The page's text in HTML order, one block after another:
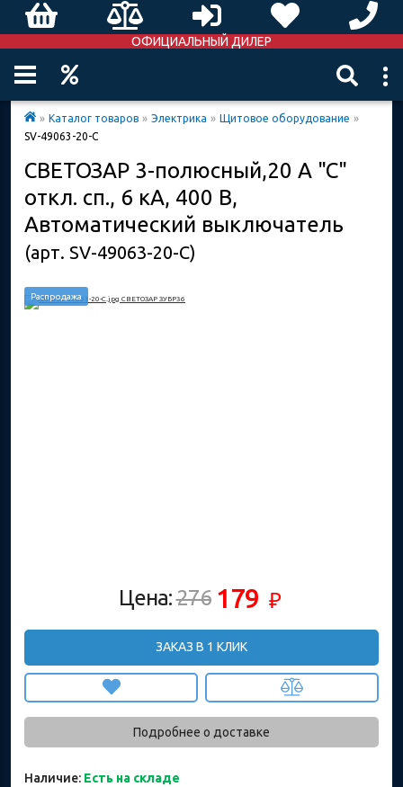
ОФИЦИАЛЬНЫЙ ДИЛЕР
» Каталог товаров » Электрика » Щитовое оборудование »
SV-49063-20-C
СВЕТОЗАР 3-полюсный,20 A "C"
откл. сп., 6 кА, 400 В,
Автоматический выключатель
(арт. SV-49063-20-C)
Распродажа
Цена:276 179 ₽
ЗАКАЗ В 1 КЛИК
Подробнее о доставке
Наличие: Есть на складе